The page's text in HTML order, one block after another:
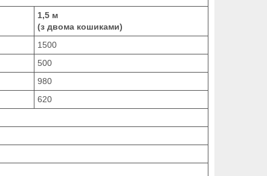
1,5 м
(з двома кошиками)
1500
500
980
620